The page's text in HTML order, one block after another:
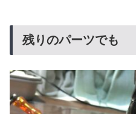
残りのパーツでも